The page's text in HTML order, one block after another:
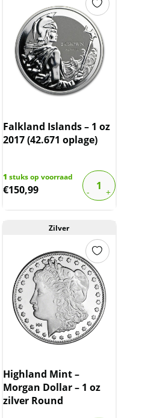
Falkland Islands – 1 oz
2017 (42.671 oplage)
1 stuks op voorraad
€150,99
Zilver
Highland Mint –
Morgan Dollar – 1 oz
zilver Round